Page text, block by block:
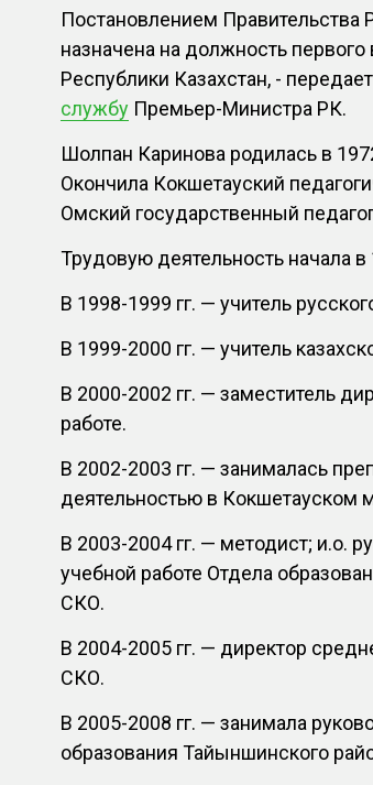
Постановлением Правительства
назначена на должность
Республики Казахстан, -
службу Премьер-Министра РК.
Шолпан Каринова родилась в
Окончила Кокшетауский
Омский государственный
Трудовую деятельность начала
В 1998-1999 гг. — учитель
В 1999-2000 гг. — учитель
В 2000-2002 гг. — заместитель
работе.
В 2002-2003 гг. — занималась
деятельностью в Кокшетауском
В 2003-2004 гг. — методист; и.о.
учебной работе Отдела
СКО.
В 2004-2005 гг. — директор
СКО.
В 2005-2008 гг. — занимала
образования Тайыншинского